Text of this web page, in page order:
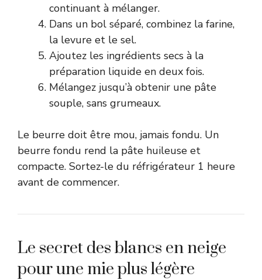
continuant à mélanger.
Dans un bol séparé, combinez la farine,
la levure et le sel.
Ajoutez les ingrédients secs à la
préparation liquide en deux fois.
Mélangez jusqu’à obtenir une pâte
souple, sans grumeaux.
Le beurre doit être mou, jamais fondu. Un
beurre fondu rend la pâte huileuse et
compacte. Sortez-le du réfrigérateur 1 heure
avant de commencer.
Le secret des blancs en neige
pour une mie plus légère